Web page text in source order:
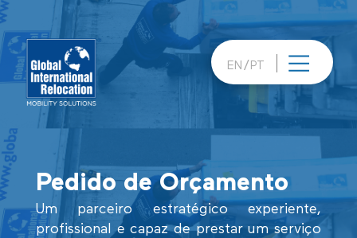
Skip
content
EN PT
Pedido de Orçamento
Um parceiro estratégico experiente,
profissional e capaz de prestar um serviço